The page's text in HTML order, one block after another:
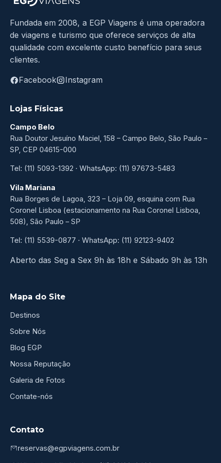
Fundada em 2008, a EGP Viagens é uma operadora
de viagens e turismo que oferece serviços de alta
qualidade com excelente custo benefício para seus
clientes.
Facebook Instagram
Lojas Físicas
Campo Belo
Rua Doutor Jesuíno Maciel, 158 – Campo Belo, São Paulo –
SP, CEP 04615-000
Tel: (11) 5093-1392 · WhatsApp: (11) 97673-5483
Vila Mariana
Rua Borges de Lagoa, 323 – Loja 09, esquina com Rua
Coronel Lisboa (estacionamento na Rua Coronel Lisboa,
508), São Paulo – SP
Tel: (11) 5539-0877 · WhatsApp: (11) 92123-9402
Aberto das Seg a Sex 9h às 18h e Sábado 9h às 13h
Mapa do Site
Destinos
Sobre Nós
Blog EGP
Nossa Reputação
Galeria de Fotos
Contate-nós
Contato
reservas@egpviagens.com.br